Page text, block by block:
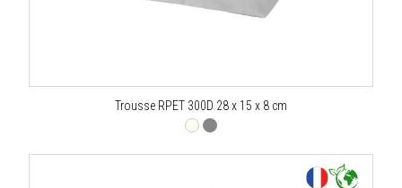
Trousse RPET 300D 28 x 15 x 8 cm